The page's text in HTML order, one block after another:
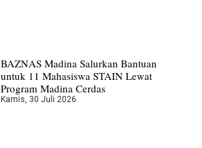
BAZNAS Madina Salurkan Bantuan
untuk 11 Mahasiswa STAIN Lewat
Program Madina Cerdas
Kamis, 30 Juli 2026